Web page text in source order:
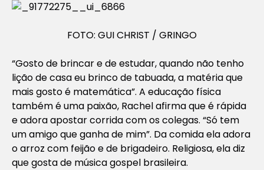
FOTO: GUI CHRIST / GRINGO
“Gosto de brincar e de estudar, quando não tenho
lição de casa eu brinco de tabuada, a matéria que
mais gosto é matemática”. A educação física
também é uma paixão, Rachel afirma que é rápida
e adora apostar corrida com os colegas. “Só tem
um amigo que ganha de mim”. Da comida ela adora
o arroz com feijão e de brigadeiro. Religiosa, ela diz
que gosta de música gospel brasileira.